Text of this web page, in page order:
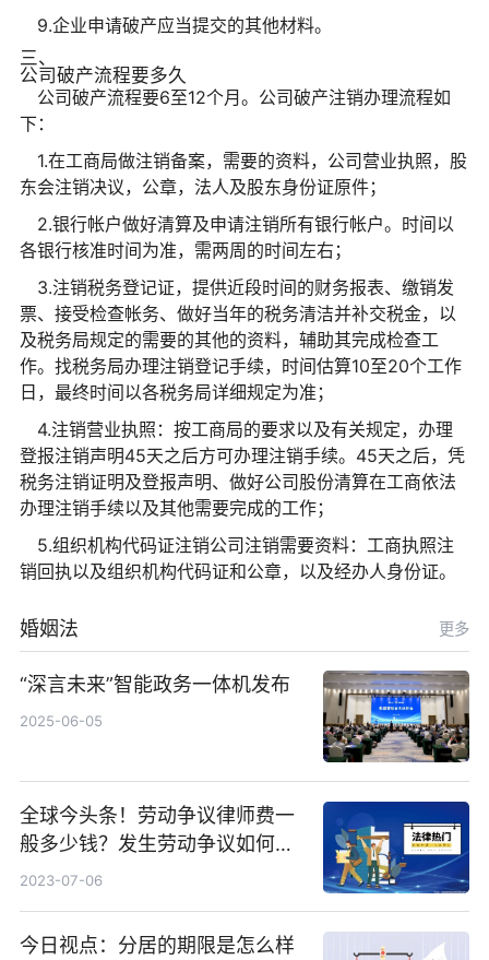
9.企业申请破产应当提交的其他材料。
三、
公司破产流程要多久
公司破产流程要6至12个月。公司破产注销办理流程如
下：
1.在工商局做注销备案，需要的资料，公司营业执照，股
东会注销决议，公章，法人及股东身份证原件；
2.银行帐户做好清算及申请注销所有银行帐户。时间以
各银行核准时间为准，需两周的时间左右；
3.注销税务登记证，提供近段时间的财务报表、缴销发
票、接受检查帐务、做好当年的税务清洁并补交税金，以
及税务局规定的需要的其他的资料，辅助其完成检查工
作。找税务局办理注销登记手续，时间估算10至20个工作
日，最终时间以各税务局详细规定为准；
4.注销营业执照：按工商局的要求以及有关规定，办理
登报注销声明45天之后方可办理注销手续。45天之后，凭
税务注销证明及登报声明、做好公司股份清算在工商依法
办理注销手续以及其他需要完成的工作；
5.组织机构代码证注销公司注销需要资料：工商执照注
销回执以及组织机构代码证和公章，以及经办人身份证。
婚姻法 更多
“深言未来”智能政务一体机发布
2025-06-05
全球今头条！劳动争议律师费一
般多少钱？发生劳动争议如何算
工资？
2023-07-06
今日视点：分居的期限是怎么样